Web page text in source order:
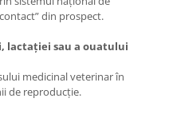
din prospect.
lactației sau a ouatului
medicinal veterinar în
de reproducție.